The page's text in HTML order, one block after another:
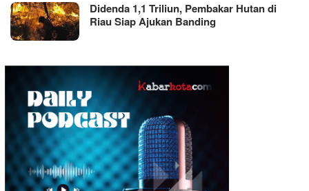
Didenda 1,1 Triliun, Pembakar Hutan di
Riau Siap Ajukan Banding